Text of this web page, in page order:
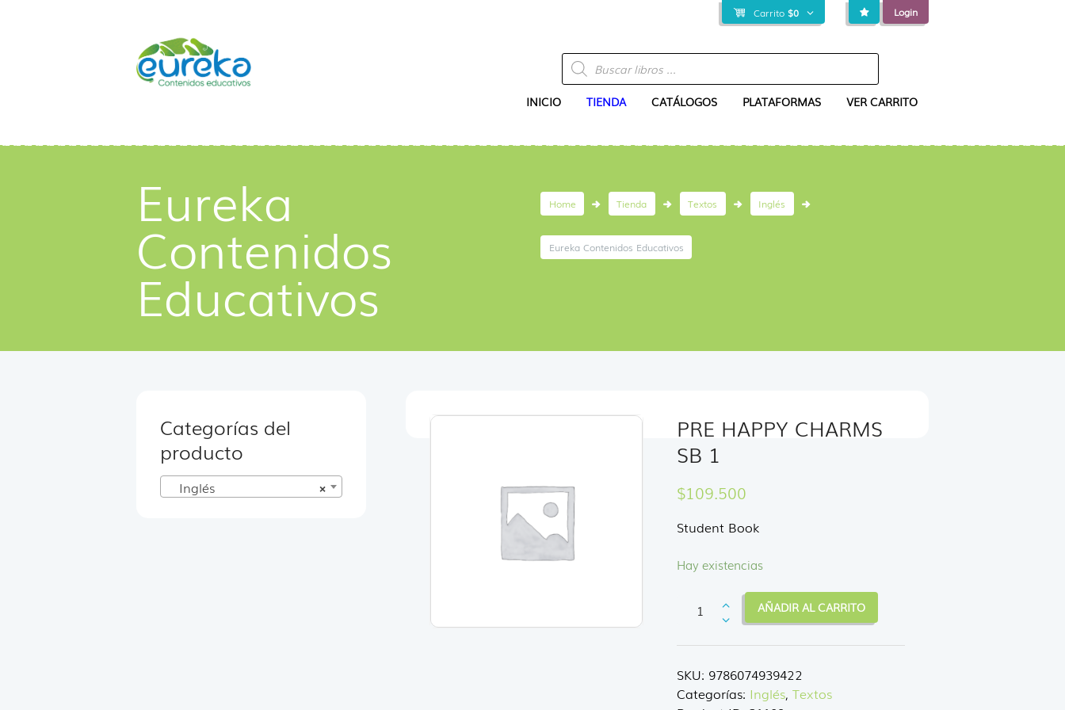
Carrito $0 Login
Búsqueda
de
productos
INICIO TIENDA CATÁLOGOS PLATAFORMAS VER CARRITO
Home Tienda Textos Inglés
Eureka Contenidos Educativos
Eureka
Contenidos
Educativos
PRE HAPPY CHARMS
SB 1
$109.500
Student Book
Hay existencias
PRE
CHARMS
1
cantidad
AÑADIR AL CARRITO
SKU: 9786074939422
Categorías: Inglés, Textos
Categorías del
producto
×
Inglés